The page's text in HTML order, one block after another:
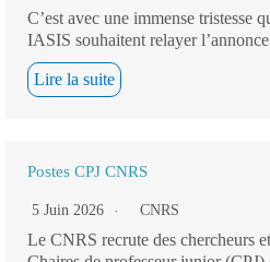
C’est avec une immense tristesse
IASIS souhaitent relayer
Lire la suite
Postes CPJ CNRS
5 Juin 2026 CNRS
Le CNRS recrute des chercheurs